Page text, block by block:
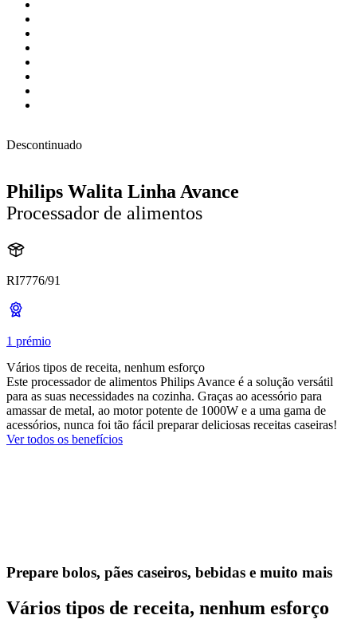
Descontinuado
Philips Walita Linha Avance
Processador de alimentos
RI7776/91
1 prémio
Vários tipos de receita, nenhum esforço
Este processador de alimentos Philips Avance é a solução versátil
para as suas necessidades na cozinha. Graças ao acessório para
amassar de metal, ao motor potente de 1000W e a uma gama de
acessórios, nunca foi tão fácil preparar deliciosas receitas caseiras!
Ver todos os benefícios
Prepare bolos, pães caseiros, bebidas e muito mais
Vários tipos de receita, nenhum esforço